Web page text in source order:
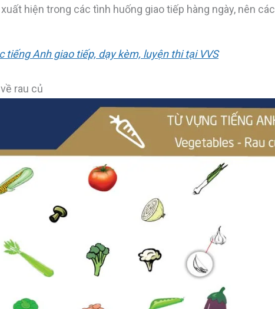
hiện trong các tình huống giao tiếp hàng ngày, nên các
tiếng Anh giao tiếp, dạy kèm, luyện thi tại VVS
rau củ